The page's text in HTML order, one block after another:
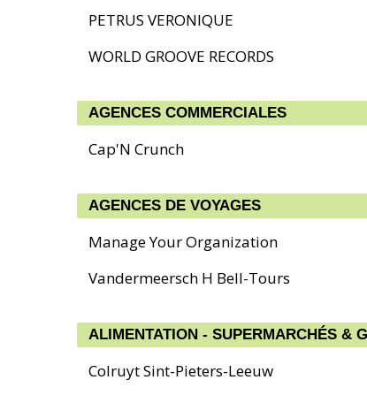
PETRUS VERONIQUE
WORLD GROOVE RECORDS
AGENCES COMMERCIALES
Cap'N Crunch
AGENCES DE VOYAGES
Manage Your Organization
Vandermeersch H Bell-Tours
ALIMENTATION - SUPERMARCHÉS &
Colruyt Sint-Pieters-Leeuw